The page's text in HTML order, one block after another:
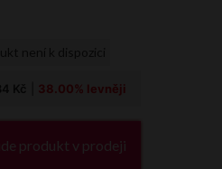
produkt v prodeji